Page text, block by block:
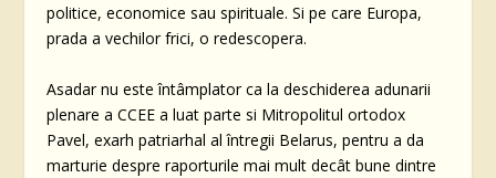
politice, economice sau spirituale. Si pe care Europa,
prada a vechilor frici, o redescopera.
Asadar nu este întâmplator ca la deschiderea adunarii
plenare a CCEE a luat parte si Mitropolitul ortodox
Pavel, exarh patriarhal al întregii Belarus, pentru a da
marturie despre raporturile mai mult decât bune dintre